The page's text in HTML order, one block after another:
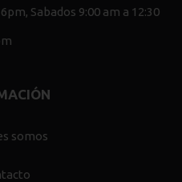
Sabados 9:00 am a 12:30
somos